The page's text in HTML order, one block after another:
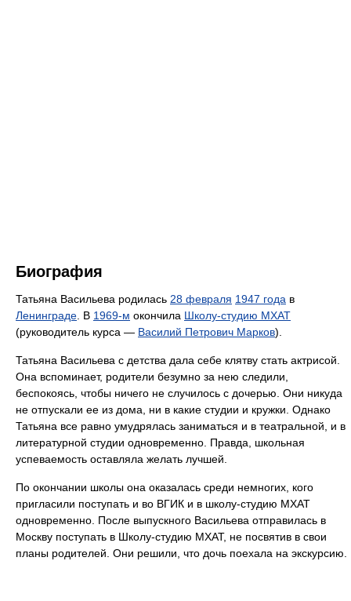
Биография
Татьяна Васильева родилась 28 февраля 1947 года в
Ленинграде . В 1969-м окончила Школу-студию МХАТ
(руководитель курса — Василий Петрович Марков).
Татьяна Васильева с детства дала себе клятву стать актрисой.
Она вспоминает, родители безумно за нею следили,
беспокоясь, чтобы ничего не случилось с дочерью. Они никуда
не отпускали ее из дома, ни в какие студии и кружки. Однако
Татьяна все равно умудрялась заниматься и в театральной, и в
литературной студии одновременно. Правда, школьная
успеваемость оставляла желать лучшей.
По окончании школы она оказалась среди немногих, кого
пригласили поступать и во ВГИК и в школу-студию МХАТ
одновременно. После выпускного Васильева отправилась в
Москву поступать в Школу-студию МХАТ, не посвятив в свои
планы родителей. Они решили, что дочь поехала на экскурсию.